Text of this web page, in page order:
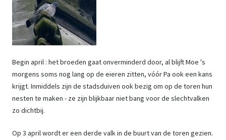
Begin april : het broeden gaat onverminderd door, al blijft Moe 's
morgens soms nog lang op de eieren zitten, vóór Pa ook een kans
krijgt. Inmiddels zijn de stadsduiven ook bezig om op de toren hun
nesten te maken - ze zijn blijkbaar niet bang voor de slechtvalken
zo dichtbij.
Op 3 april wordt er een derde valk in de buurt van de toren gezien.